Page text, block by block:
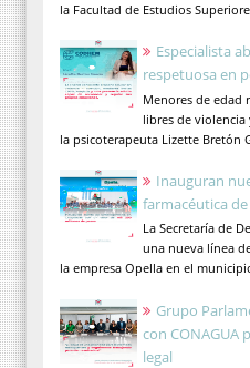
la Facultad de Estudios
Especialista
respetuosa en
Menores de edad
libres de violencia
la psicoterapeuta Lizette Bretón
Inauguran
farmacéutica
La Secretaría de
una nueva línea
la empresa Opella en el
Grupo
con CONAGUA
legal